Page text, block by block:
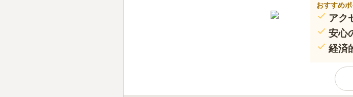
おすすめ
アク
安心
経済